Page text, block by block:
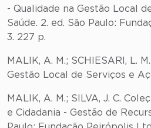
- Qualidade na Gestão Local
Saúde. 2. ed. São Paulo:
3. 227 p.
MALIK, A. M.; SCHIESARI, L.
Gestão Local de Serviços e
MALIK, A. M.; SILVA, J. C.
e Cidadania - Gestão de